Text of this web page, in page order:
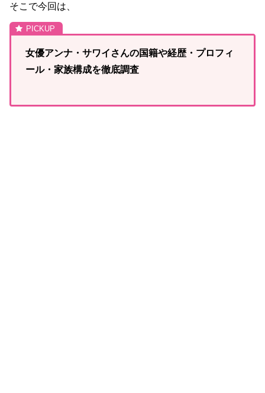
そこで今回は、
女優アンナ・サワイさんの国籍や経歴・プロフィ
ール・家族構成を徹底調査